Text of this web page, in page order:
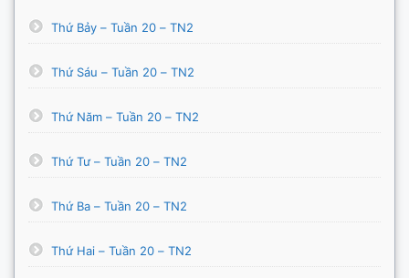
Thứ Bảy – Tuần 20 – TN2
Thứ Sáu – Tuần 20 – TN2
Thứ Năm – Tuần 20 – TN2
Thứ Tư – Tuần 20 – TN2
Thứ Ba – Tuần 20 – TN2
Thứ Hai – Tuần 20 – TN2